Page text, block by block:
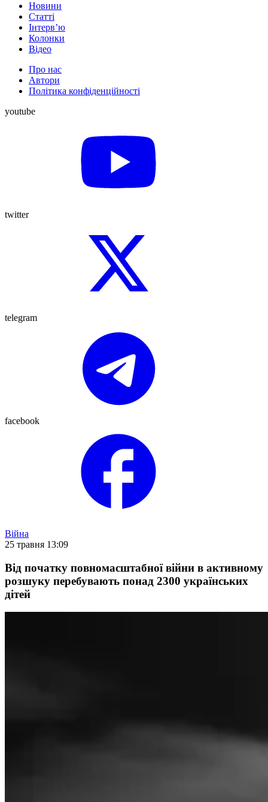
Новини
Статті
Інтерв’ю
Колонки
Відео
Про нас
Автори
Політика конфіденційності
youtube
twitter
telegram
facebook
Війна
25 травня 13:09
Від початку повномасштабної війни в активному
розшуку перебувають понад 2300 українських
дітей